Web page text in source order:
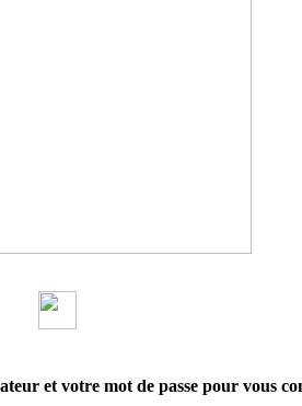
et votre mot de passe pour vous